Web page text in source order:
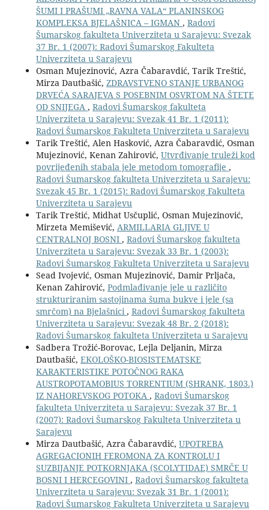
ŠUMI I PRAŠUMI „RAVNA VALA“ PLANINSKOG
KOMPLEKSA BJELAŠNICA – IGMAN , Radovi
Šumarskog fakulteta Univerziteta u Sarajevu: Svezak
37 Br. 1 (2007): Radovi Šumarskog Fakulteta
Univerziteta u Sarajevu
Osman Mujezinović, Azra Čabaravdić, Tarik Treštić,
Mirza Dautbašić, ZDRAVSTVENO STANJE URBANOG
DRVEĆA SARAJEVA S POSEBNIM OSVRTOM NA ŠTETE
OD SNIJEGA , Radovi Šumarskog fakulteta
Univerziteta u Sarajevu: Svezak 41 Br. 1 (2011):
Radovi Šumarskog Fakulteta Univerziteta u Sarajevu
Tarik Treštić, Alen Hasković, Azra Čabaravdić, Osman
Mujezinović, Kenan Zahirović, Utvrđivanje truleži kod
povrijeđenih stabala jele metodom tomografije ,
Radovi Šumarskog fakulteta Univerziteta u Sarajevu:
Svezak 45 Br. 1 (2015): Radovi Šumarskog Fakulteta
Univerziteta u Sarajevu
Tarik Treštić, Midhat Usčuplić, Osman Mujezinović,
Mirzeta Memišević, ARMILLARIA GLJIVE U
CENTRALNOJ BOSNI , Radovi Šumarskog fakulteta
Univerziteta u Sarajevu: Svezak 33 Br. 1 (2003):
Radovi Šumarskog Fakulteta Univerziteta u Sarajevu
Sead Ivojević, Osman Mujezinović, Damir Prljača,
Kenan Zahirović, Podmlađivanje jele u različito
strukturiranim sastojinama šuma bukve i jele (sa
smrčom) na Bjelašnici , Radovi Šumarskog fakulteta
Univerziteta u Sarajevu: Svezak 48 Br. 2 (2018):
Radovi Šumarskog fakulteta Univerziteta u Sarajevu
Sadbera Trožić-Borovac, Lejla Deljanin, Mirza
Dautbašić, EKOLOŠKO-BIOSISTEMATSKE
KARAKTERISTIKE POTOČNOG RAKA
AUSTROPOTAMOBIUS TORRENTIUM (SHRANK, 1803.)
IZ NAHOREVSKOG POTOKA , Radovi Šumarskog
fakulteta Univerziteta u Sarajevu: Svezak 37 Br. 1
(2007): Radovi Šumarskog Fakulteta Univerziteta u
Sarajevu
Mirza Dautbašić, Azra Čabaravdić, UPOTREBA
AGREGACIONIH FEROMONA ZA KONTROLU I
SUZBIJANJE POTKORNJAKA (SCOLYTIDAE) SMRČE U
BOSNI I HERCEGOVINI , Radovi Šumarskog fakulteta
Univerziteta u Sarajevu: Svezak 31 Br. 1 (2001):
Radovi Šumarskog Fakulteta Univerziteta u Sarajevu